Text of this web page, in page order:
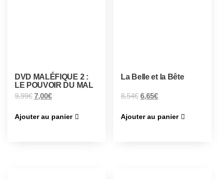
DVD MALÉFIQUE 2 :
LE POUVOIR DU MAL
9,99€ 7,00€
Ajouter au panier
La Belle et la Bête
8,54€ 6,65€
Ajouter au panier